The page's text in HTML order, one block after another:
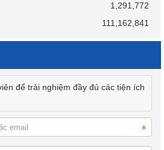
1,291,772
111,162,841
để trải nghiệm đầy đủ các tiện ích